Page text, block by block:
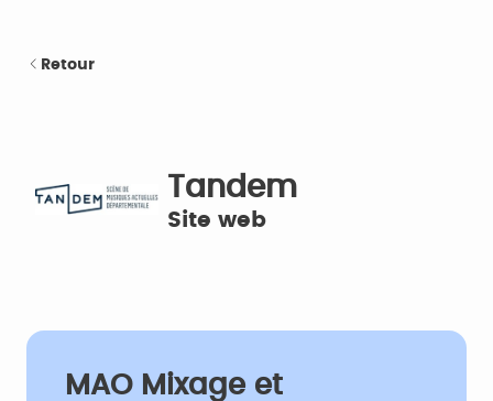
Retour
Tandem
Site web
MAO Mixage et